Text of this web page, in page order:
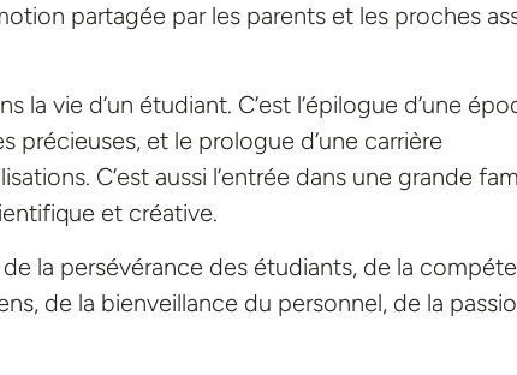
partagée par les parents et les proches
vie d’un étudiant. C’est l’épilogue d’une
précieuses, et le prologue d’une carrière
C’est aussi l’entrée dans une grande
et créative.
la persévérance des étudiants, de la
de la bienveillance du personnel, de la